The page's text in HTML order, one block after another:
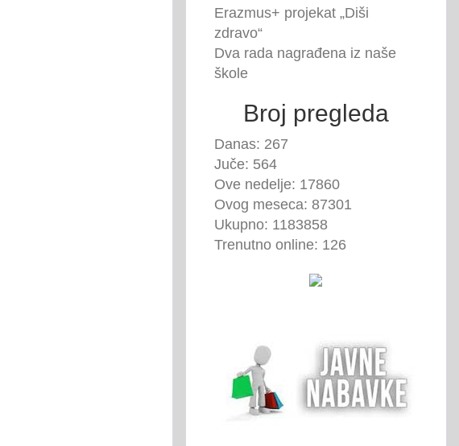
Erazmus+ projekat „Diši
zdravo“
Dva rada nagrađena iz naše
škole
Broj pregleda
Danas: 267
Juče: 564
Ove nedelje: 17860
Ovog meseca: 87301
Ukupno: 1183858
Trenutno online: 126